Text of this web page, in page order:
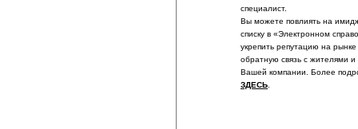
специалист.
Вы можете повлиять на
списку в «Электронном
укрепить репутацию на
обратную связь с жителями и
Вашей компании. Более
ЗДЕСЬ